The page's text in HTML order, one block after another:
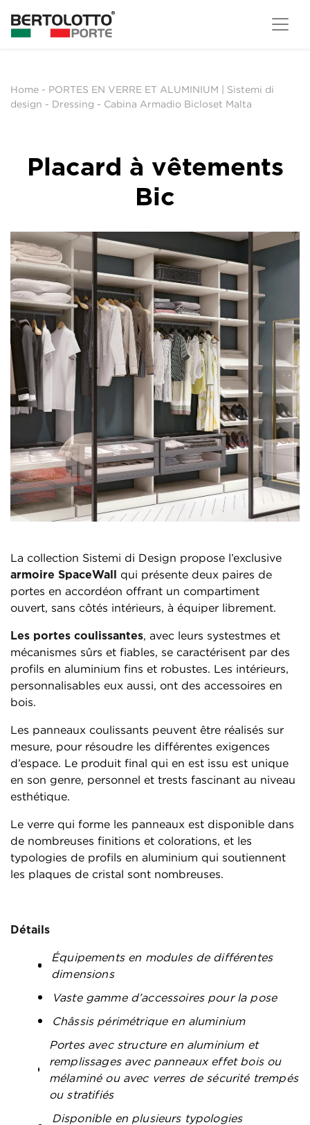
Home - PORTES EN VERRE ET ALUMINIUM | Sistemi di
design - Dressing - Cabina Armadio Bicloset Malta
Placard à vêtements
Bic
La collection Sistemi di Design propose l’exclusive
armoire SpaceWall qui présente deux paires de
portes en accordéon offrant un compartiment
ouvert, sans côtés intérieurs, à équiper librement.
Les portes coulissantes, avec leurs systestmes et
mécanismes sûrs et fiables, se caractérisent par des
profils en aluminium fins et robustes. Les intérieurs,
personnalisables eux aussi, ont des accessoires en
bois.
Les panneaux coulissants peuvent être réalisés sur
mesure, pour résoudre les différentes exigences
d’espace. Le produit final qui en est issu est unique
en son genre, personnel et trests fascinant au niveau
esthétique.
Le verre qui forme les panneaux est disponible dans
de nombreuses finitions et colorations, et les
typologies de profils en aluminium qui soutiennent
les plaques de cristal sont nombreuses.
Détails
Équipements en modules de différentes
dimensions
Vaste gamme d’accessoires pour la pose
Châssis périmétrique en aluminium
Portes avec structure en aluminium et
remplissages avec panneaux effet bois ou
mélaminé ou avec verres de sécurité trempés
ou stratifiés
Disponible en plusieurs typologies